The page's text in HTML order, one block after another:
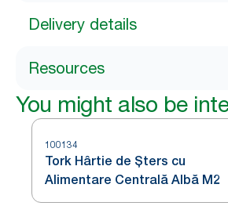
Delivery details
Resources
You might also be
100134
Tork Hârtie de Șters cu
Alimentare Centrală Albă M2